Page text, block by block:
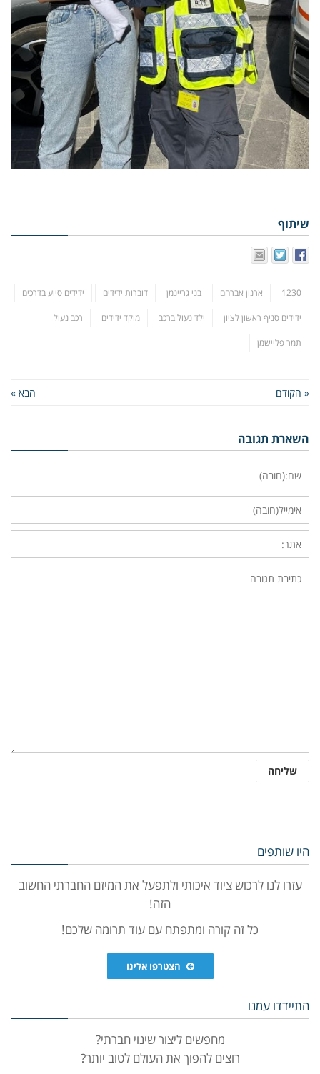
שיתוף
1230 ארנון אברהם בני גריינמן דוברות ידידים ידידים סיוע בדרכים
ידידים סניף ראשון לציון ילד נעול ברכב מוקד ידידים רכב נעול
תמר פליישמן
« הקודם הבא »
השארת תגובה
היו שותפים
עזרו לנו לרכוש ציוד איכותי ולתפעל את המיזם החברתי החשוב
הזה!
כל זה קורה ומתפתח עם עוד תרומה שלכם!
הצטרפו אלינו
התיידדו עמנו
מחפשים ליצור שינוי חברתי?
רוצים להפוך את העולם לטוב יותר?